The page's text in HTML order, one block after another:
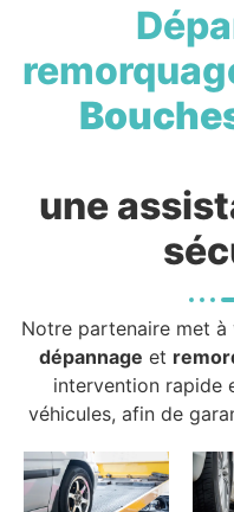
une
Notre partenaire met
dépannage et
intervention rapide
véhicules, afin de